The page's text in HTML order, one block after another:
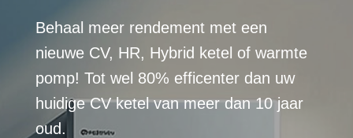
Behaal meer rendement met een
nieuwe CV, HR, Hybrid ketel of warmte
pomp! Tot wel 80% efficenter dan uw
huidige CV ketel van meer dan 10 jaar
oud.